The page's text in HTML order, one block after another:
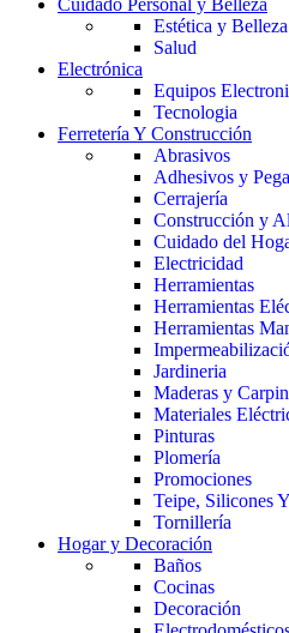
Cuidado Personal y Belleza
Estética y Belleza
Salud
Electrónica
Equipos
Tecnologia
Ferretería Y Construcción
Abrasivos
Adhesivos y
Cerrajería
Construcción y
Cuidado del
Electricidad
Herramientas
Herramientas
Herramientas
Jardineria
Maderas y
Materiales
Pinturas
Plomería
Promociones
Teipe, Silicones
Tornillería
Hogar y Decoración
Baños
Cocinas
Decoración